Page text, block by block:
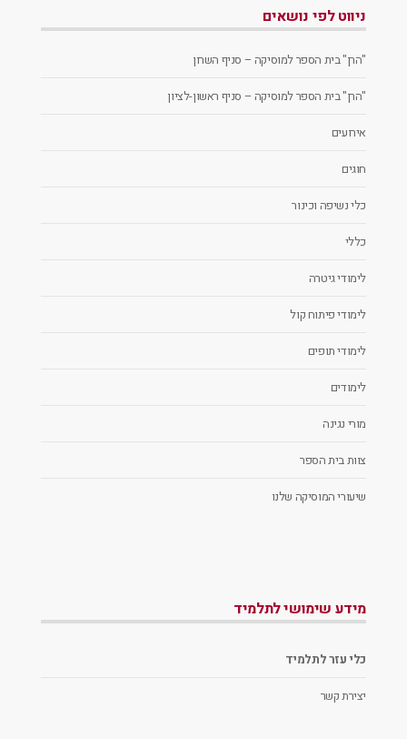
ניווט לפי נושאים
"הרן" בית הספר למוסיקה – סניף השרון
"הרן" בית הספר למוסיקה – סניף ראשון-לציון
אירועים
חוגים
כלי נשיפה וכינור
כללי
לימודי גיטרה
לימודי פיתוח קול
לימודי תופים
לימודים
מורי נגינה
צוות בית הספר
שיעורי המוסיקה שלנו
מידע שימושי לתלמיד
כלי עזר לתלמיד
יצירת קשר